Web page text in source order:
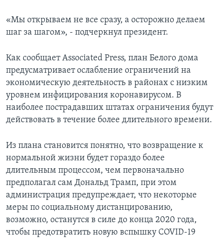
«Мы открываем не все сразу, а осторожно делаем
шаг за шагом», - подчеркнул президент.
Как сообщает Associated Press, план Белого дома
предусматривает ослабление ограничений на
экономическую деятельность в районах с низким
уровнем инфицирования коронавирусом. В
наиболее пострадавших штатах ограничения будут
действовать в течение более длительного времени.
Из плана становится понятно, что возвращение к
нормальной жизни будет гораздо более
длительным процессом, чем первоначально
предполагал сам Дональд Трамп, при этом
администрация предупреждает, что некоторые
меры по социальному дистанцированию,
возможно, останутся в силе до конца 2020 года,
чтобы предотвратить новую вспышку COVID-19